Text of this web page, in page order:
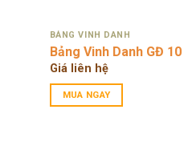
BẢNG VINH DANH
Bảng Vinh Danh GĐ 10
Giá liên hệ
MUA NGAY